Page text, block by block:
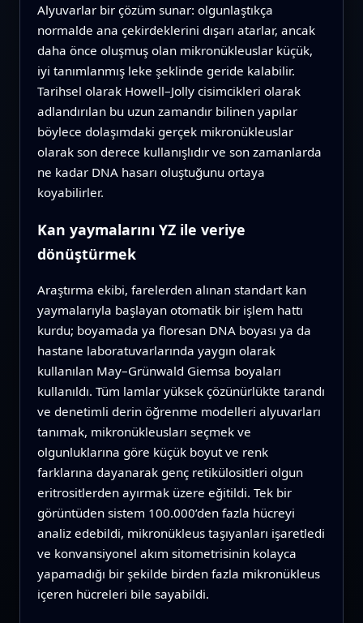
Alyuvarlar bir çözüm sunar: olgunlaştıkça
normalde ana çekirdeklerini dışarı atarlar, ancak
daha önce oluşmuş olan mikronükleuslar küçük,
iyi tanımlanmış leke şeklinde geride kalabilir.
Tarihsel olarak Howell–Jolly cisimcikleri olarak
adlandırılan bu uzun zamandır bilinen yapılar
böylece dolaşımdaki gerçek mikronükleuslar
olarak son derece kullanışlıdır ve son zamanlarda
ne kadar DNA hasarı oluştuğunu ortaya
koyabilirler.
Kan yaymalarını YZ ile veriye
dönüştürmek
Araştırma ekibi, farelerden alınan standart kan
yaymalarıyla başlayan otomatik bir işlem hattı
kurdu; boyamada ya floresan DNA boyası ya da
hastane laboratuvarlarında yaygın olarak
kullanılan May–Grünwald Giemsa boyaları
kullanıldı. Tüm lamlar yüksek çözünürlükte tarandı
ve denetimli derin öğrenme modelleri alyuvarları
tanımak, mikronükleusları seçmek ve
olgunluklarına göre küçük boyut ve renk
farklarına dayanarak genç retikülositleri olgun
eritrositlerden ayırmak üzere eğitildi. Tek bir
görüntüden sistem 100.000’den fazla hücreyi
analiz edebildi, mikronükleus taşıyanları işaretledi
ve konvansiyonel akım sitometrisinin kolayca
yapamadığı bir şekilde birden fazla mikronükleus
içeren hücreleri bile sayabildi.